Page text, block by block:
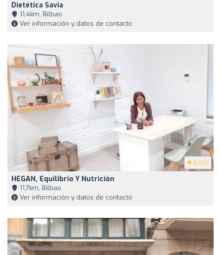
Dietética Savia
11,4km, Bilbao
Ver información y datos de contacto
5 (50)
HEGAN, Equilibrio Y Nutrición
11,7km, Bilbao
Ver información y datos de contacto